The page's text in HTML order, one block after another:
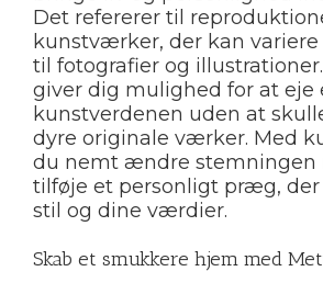
Det refererer til
kunstværker, der kan
til fotografier og
giver dig mulighed for at eje
kunstverdenen uden at
dyre originale værker. Med
du nemt ændre stemningen
tilføje et personligt præg, der
stil og dine værdier.
Skab et smukkere hjem med